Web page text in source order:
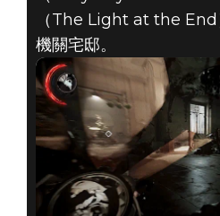
（The Light at the End
機關宅邸。